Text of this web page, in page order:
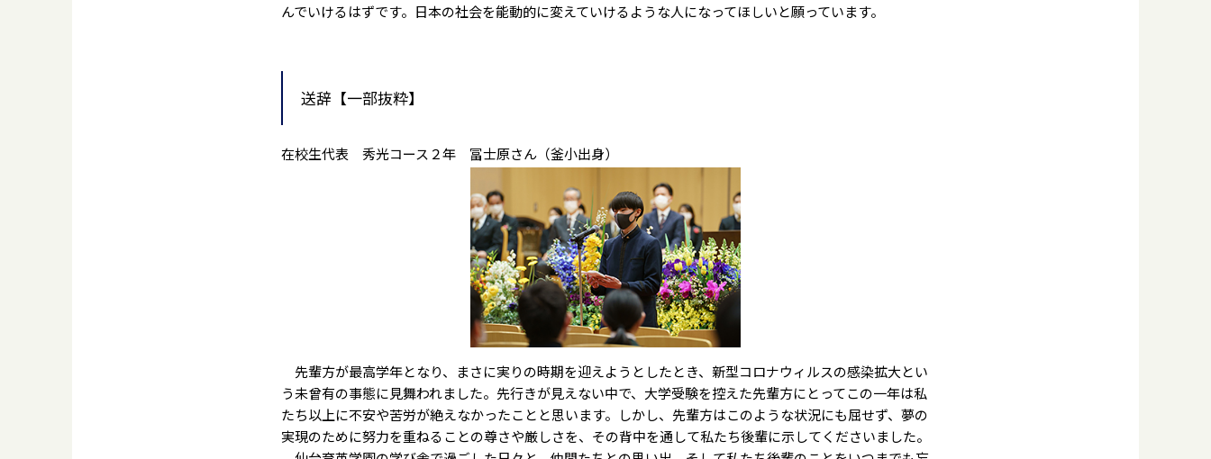
んでいけるはずです。日本の社会を能動的に変えていけるような人になってほしいと願っています。
送辞【一部抜粋】
在校生代表 秀光コース２年 冨士原さん（釜小出身）
先輩方が最高学年となり、まさに実りの時期を迎えようとしたとき、新型コロナウィルスの感染拡大とい
う未曾有の事態に見舞われました。先行きが見えない中で、大学受験を控えた先輩方にとってこの一年は私
たち以上に不安や苦労が絶えなかったことと思います。しかし、先輩方はこのような状況にも屈せず、夢の
実現のために努力を重ねることの尊さや厳しさを、その背中を通して私たち後輩に示してくださいました。